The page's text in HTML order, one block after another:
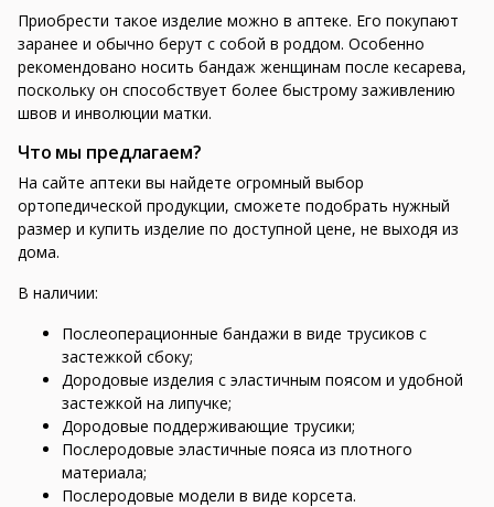
Приобрести такое изделие можно в аптеке. Его покупают
заранее и обычно берут с собой в роддом. Особенно
рекомендовано носить бандаж женщинам после кесарева,
поскольку он способствует более быстрому заживлению
швов и инволюции матки.
Что мы предлагаем?
На сайте аптеки вы найдете огромный выбор
ортопедической продукции, сможете подобрать нужный
размер и купить изделие по доступной цене, не выходя из
дома.
В наличии:
Послеоперационные бандажи в виде трусиков с
застежкой сбоку;
Дородовые изделия с эластичным поясом и удобной
застежкой на липучке;
Дородовые поддерживающие трусики;
Послеродовые эластичные пояса из плотного
материала;
Послеродовые модели в виде корсета.